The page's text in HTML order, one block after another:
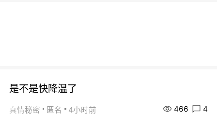
是不是快降温了
真情秘密 匿名 4小时前 466 4